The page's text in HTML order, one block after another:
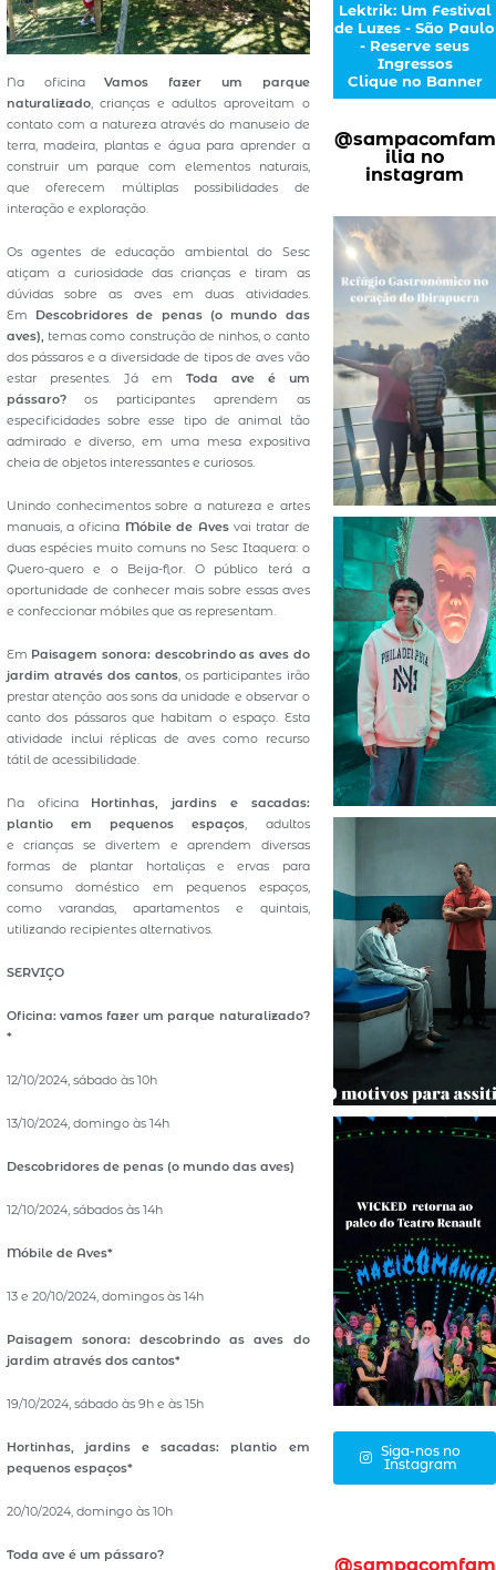
Na oficinaVamos fazer um parque
naturalizado, crianças e adultos aproveitam o
contato com a natureza através do manuseio de
terra, madeira, plantas e água para aprender a
construir um parque com elementos naturais,
que oferecem múltiplas possibilidades de
interação e exploração.
Os agentes de educação ambiental do Sesc
atiçam a curiosidade das crianças e tiram as
dúvidas sobre as aves em duas atividades.
Em Descobridores de penas (o mundo das
aves), temas como construção de ninhos, o canto
dos pássaros e a diversidade de tipos de aves vão
estar presentes. Já em Toda ave é um
pássaro?os participantes aprendem as
especificidades sobre esse tipo de animal tão
admirado e diverso, em uma mesa expositiva
cheia de objetos interessantes e curiosos.
Unindo conhecimentos sobre a natureza e artes
manuais, a oficina Móbile de Avesvai tratar de
duas espécies muito comuns no Sesc Itaquera: o
Quero-quero e o Beija-flor. O público terá a
oportunidade de conhecer mais sobre essas aves
e confeccionar móbiles que as representam.
Em Paisagem sonora: descobrindo as aves do
jardim através dos cantos, os participantes irão
prestar atenção aos sons da unidade e observar o
canto dos pássaros que habitam o espaço. Esta
atividade inclui réplicas de aves como recurso
tátil de acessibilidade.
Na oficina Hortinhas, jardins e sacadas:
plantio em pequenos espaços, adultos
e crianças se divertem e aprendem diversas
formas de plantar hortaliças e ervas para
consumo doméstico em pequenos espaços,
como varandas, apartamentos e quintais,
utilizando recipientes alternativos.
SERVIÇO
Oficina: vamos fazer um parque naturalizado?
*
12/10/2024, sábado às 10h
13/10/2024, domingo às 14h
Descobridores de penas (o mundo das aves)
12/10/2024, sábados às 14h
Móbile de Aves*
13 e 20/10/2024, domingos às 14h
Paisagem sonora: descobrindo as aves do
jardim através dos cantos*
19/10/2024, sábado às 9h e às 15h
Hortinhas, jardins e sacadas: plantio em
pequenos espaços*
20/10/2024, domingo às 10h
Toda ave é um pássaro?
Lektrik: Um Festival
de Luzes - São Paulo
- Reserve seus
Ingressos
Clique no Banner
@sampacomfam
ilia no
instagram
Siga-nos no
Instagram
@sampacomfam